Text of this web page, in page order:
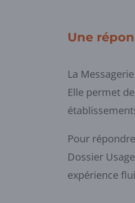
Une
La
Elle permet
Pour
Dossier
expérience